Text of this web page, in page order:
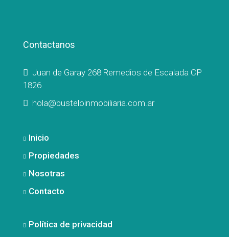
Contactanos
Juan de Garay 268 Remedios de Escalada CP
1826
hola@busteloinmobiliaria.com.ar
Inicio
Propiedades
Nosotras
Contacto
Política de privacidad